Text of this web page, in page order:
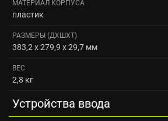
МАТЕРИАЛ КОРПУСА
пластик
РАЗМЕРЫ (ДXШXТ)
383,2 x 279,9 x 29,7 мм
ВЕС
2,8 кг
Устройства ввода